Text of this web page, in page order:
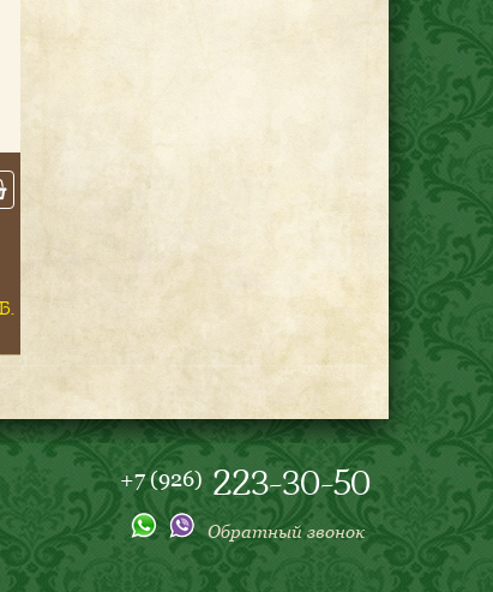
Ско­вород­ка для тад­
крыш­ку 24 см (Пли­
РУБ.
+7 (926) 223-30-50
Обратный звонок